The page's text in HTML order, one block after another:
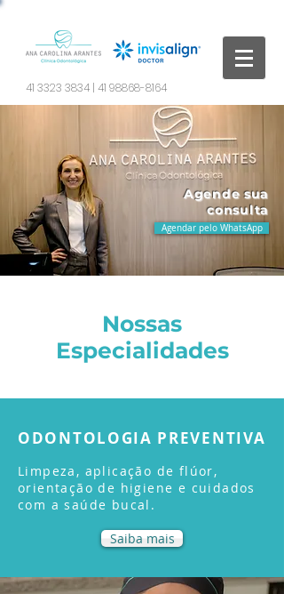
41 3323 3834 | 41 98868-8164
Agende sua
consulta
Agendar pelo WhatsApp
Nossas
Especialidades
ODONTOLOGIA PREVENTIVA
Limpeza, aplicação de flúor,
orientação de higiene e cuidados
com a saúde bucal.
Saiba mais